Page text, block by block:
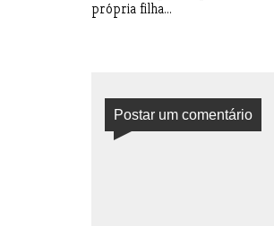
própria filha...
Postar um comentário